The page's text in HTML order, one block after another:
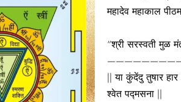
महादेव महाकाल
“श्री सरस्वती मुळ
|| या कुंदेंदु तुषार
श्वेत पद्मसना ||